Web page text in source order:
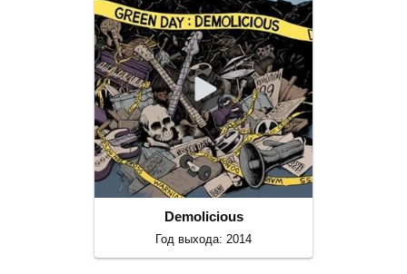
Demolicious
Год выхода: 2014